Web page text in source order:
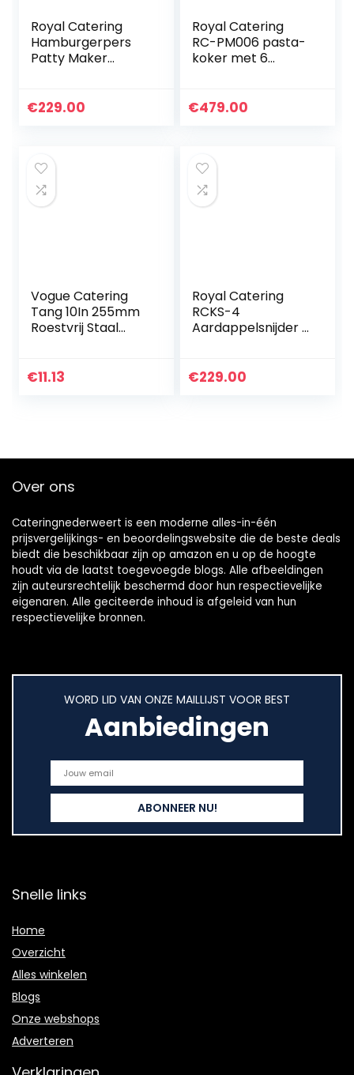
Royal Catering
Hamburgerpers
Patty Maker
mm, voor 200 g
€229.00
Royal Catering
RC-PM006 pasta-
koker met 6
110 °C pasta-
€479.00
Vogue Catering
Tang 10In 255mm
Roestvrij Staal
Gebruiksvoorwerp
€11.13
Royal Catering
RCKS-4
Aardappelsnijder 5
als
€229.00
Over ons
Cateringnederweert is een moderne alles-in-één
prijsvergelijkings- en beoordelingswebsite die de beste deals
biedt die beschikbaar zijn op amazon en u op de hoogte
houdt via de laatst toegevoegde blogs. Alle afbeeldingen
zijn auteursrechtelijk beschermd door hun respectievelijke
eigenaren. Alle geciteerde inhoud is afgeleid van hun
respectievelijke bronnen.
WORD LID VAN ONZE MAILLIJST VOOR BEST
Aanbiedingen
Snelle links
Home
Overzicht
Alles winkelen
Blogs
Onze webshops
Adverteren